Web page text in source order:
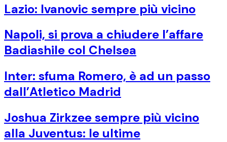
Lazio: Ivanovic sempre più vicino
Napoli, si prova a chiudere l’affare
Badiashile col Chelsea
Inter: sfuma Romero, è ad un passo
dall’Atletico Madrid
Joshua Zirkzee sempre più vicino
alla Juventus: le ultime